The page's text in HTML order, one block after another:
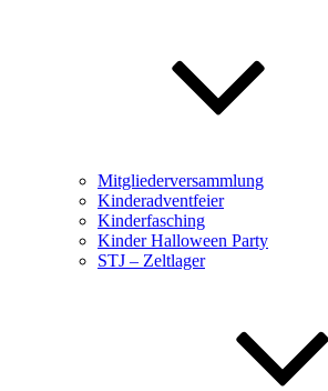
Mitgliederversammlung
Kinderadventfeier
Kinderfasching
Kinder Halloween Party
STJ – Zeltlager